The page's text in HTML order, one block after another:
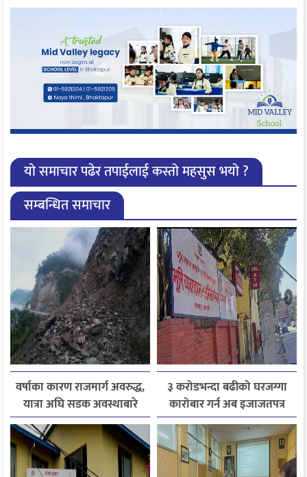
यो समाचार पढेर तपाईलाई कस्तो महसुस भयो ?
सम्बन्धित समाचार
वर्षाका कारण राजमार्ग अवरुद्ध,
यात्रा अघि सडक अवस्थाबारे
जानकारी लिन आग्रह
३ करोडभन्दा बढीको घरजग्गा
कारोबार गर्न अब इजाजतपत्र
अनिवार्य